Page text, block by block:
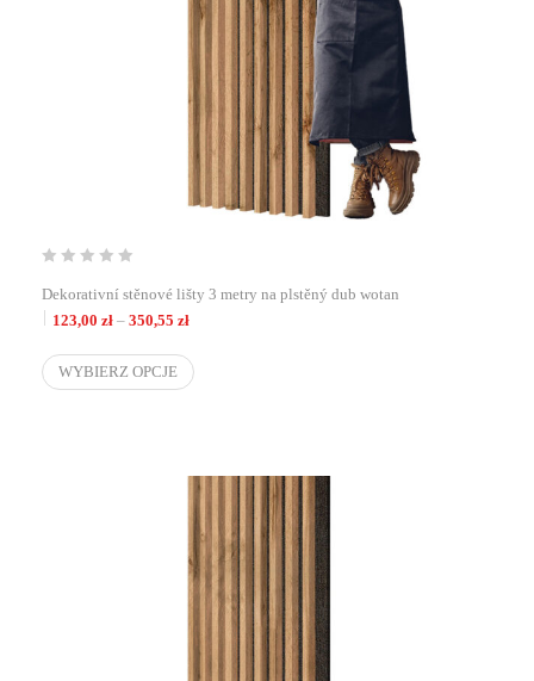
Dekorativní stěnové lišty 3 metry na plstěný dub wotan
123,00 zł – 350,55 złZakres cen: od 123,00 zł do 350,55 zł
WYBIERZ OPCJE